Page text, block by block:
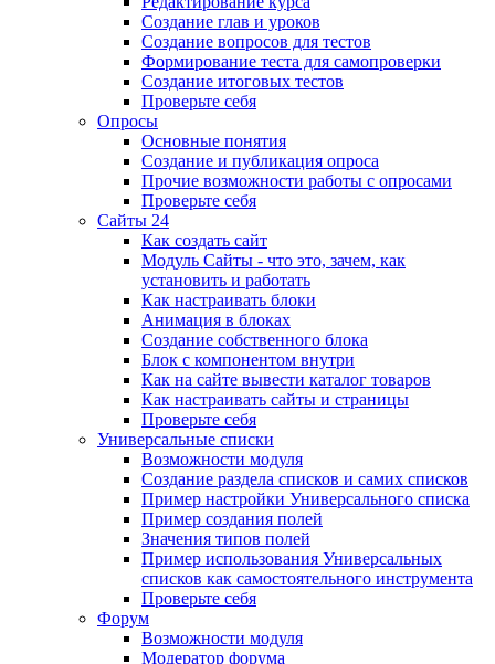
Создание глав и уроков
Создание вопросов для тестов
Формирование теста для самопроверки
Создание итоговых тестов
Проверьте себя
Опросы
Основные понятия
Создание и публикация опроса
Прочие возможности работы с опросами
Проверьте себя
Сайты 24
Как создать сайт
Модуль Сайты - что это, зачем, как
установить и работать
Как настраивать блоки
Анимация в блоках
Создание собственного блока
Блок с компонентом внутри
Как на сайте вывести каталог товаров
Как настраивать сайты и страницы
Проверьте себя
Универсальные списки
Возможности модуля
Создание раздела списков и самих списков
Пример настройки Универсального списка
Пример создания полей
Значения типов полей
Пример использования Универсальных
списков как самостоятельного инструмента
Проверьте себя
Форум
Возможности модуля
Модератор форума